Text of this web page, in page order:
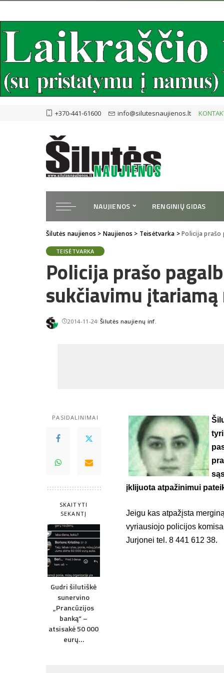
+370-441-61600 info@silutesnaujienos.lt
NAUJIENOS RENGINIŲ GIDAS
Šilutės naujienos > Naujienos > Teisėtvarka >Policija prašo
TEISĖTVARKA
Policija prašo
sukčiavimu
2014-11-24Posted
Šilutės naujienų inf.
PASIDALINIMAI
SKAITYTI
SEKANTĮ
Gudri šilutiškė
sunervino
„Prancūzijos
banką“ –
atsisakė 50 000
eurų…
įklijuota atpažinimui
Jeigu kas atpažįsta
vyriausiojo policijos
Jurjonei tel. 8 441 612 38.